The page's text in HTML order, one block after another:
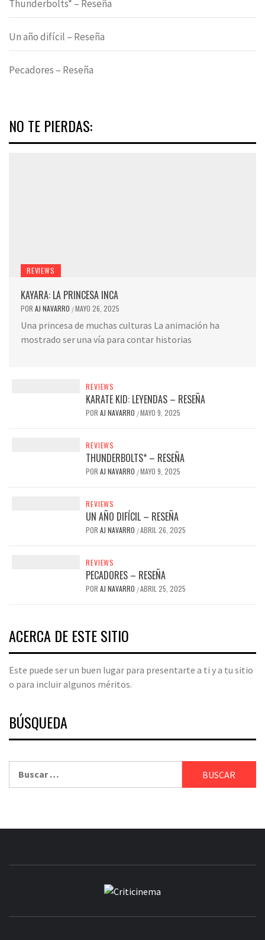
Thunderbolts* – Reseña
Un año difícil – Reseña
Pecadores – Reseña
NO TE PIERDAS:
REVIEWS
KAYARA: LA PRINCESA INCA
POR AJ NAVARRO /MAYO 26, 2025
Una princesa de muchas culturas La animación ha
mostrado ser una vía para contar historias
REVIEWS
KARATE KID: LEYENDAS – RESEÑA
POR AJ NAVARRO /MAYO 9, 2025
REVIEWS
THUNDERBOLTS* – RESEÑA
POR AJ NAVARRO /MAYO 9, 2025
REVIEWS
UN AÑO DIFÍCIL – RESEÑA
POR AJ NAVARRO /ABRIL 26, 2025
REVIEWS
PECADORES – RESEÑA
POR AJ NAVARRO /ABRIL 25, 2025
ACERCA DE ESTE SITIO
Este puede ser un buen lugar para presentarte a ti y a tu sitio
o para incluir algunos méritos.
BÚSQUEDA